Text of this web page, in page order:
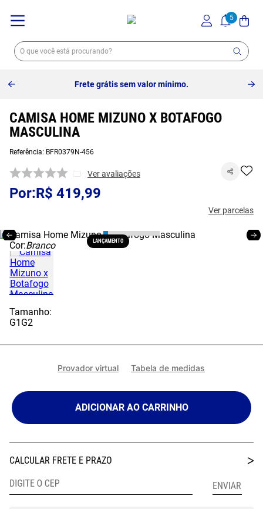
Frete grátis sem valor mínimo.
CAMISA HOME MIZUNO X BOTAFOGO
MASCULINA
Referência: BFR0379N-456
Ver avaliações
R$ 419,99
Ver parcelas
LANÇAMENTO
Cor:Branco
Tamanho:
G1 G2
Provador virtual Tabela de medidas
ADICIONAR AO CARRINHO